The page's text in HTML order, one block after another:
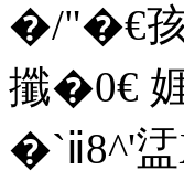
�/"�€
攕
�`ⅱ8^'